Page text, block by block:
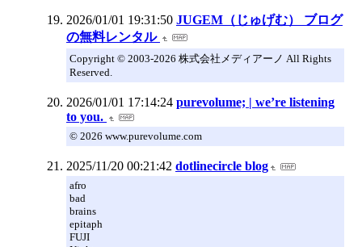
2026/01/01 19:31:50 JUGEM（じゅげむ） ブログ
の無料レンタル
Copyright © 2003-2026 株式会社メディアーノ All Rights
Reserved.
2026/01/01 17:14:24 purevolume; | we’re listening
to you.
© 2026 www.purevolume.com
2025/11/20 00:21:42 dotlinecircle blog
afro
bad
brains
epitaph
FUJI